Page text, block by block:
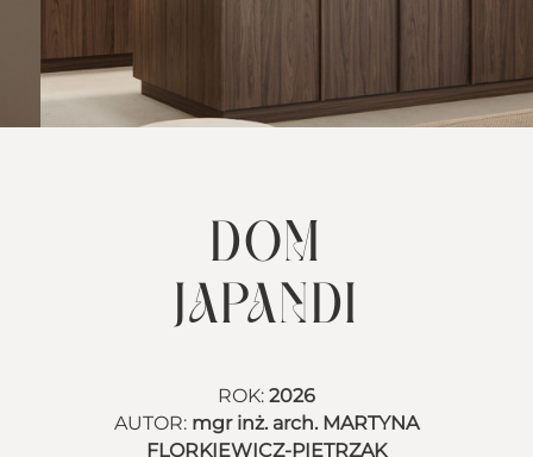
DOM
JAPANDI
ROK: 2026
AUTOR: mgr inż. arch. MARTYNA
FLORKIEWICZ-PIETRZAK